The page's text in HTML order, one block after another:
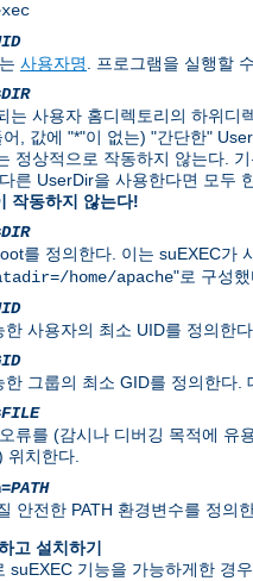
사용자명. 프로그램을 실행할
DIR
는 사용자 홈디렉토리의 하위
, 값에 "*"이 없는) "간단한"
정상적으로 작동하지 않는다.
른 UserDir을 사용한다면 모두
작동하지 않는다!
DIR
를 정의한다. 이는 suEXEC가
home/apache"로 구성
한 사용자의 최소 UID를 정의한
한 그룹의 최소 GID를 정의한다
FILE
류를 (감시나 디버깅 목적에
위치한다.
PATH
안전한 PATH 환경변수를 정의
고 설치하기
suEXEC 기능을 가능하게한 경우